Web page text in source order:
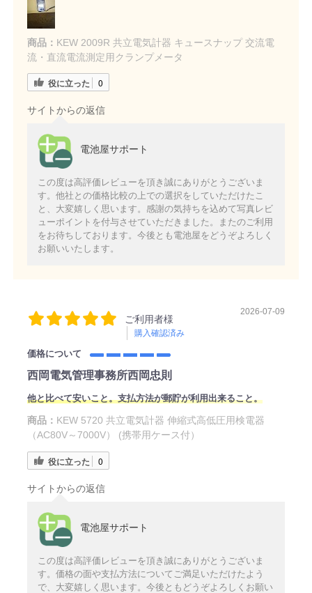
商品： KEW 2009R 共立電気計器 キュースナップ 交流電
流・直流電流測定用クランプメータ
役に立った 0
サイトからの返信
電池屋サポート
この度は高評価レビューを頂き誠にありがとうございま
す。他社との価格比較の上での選択をしていただけたこ
と、大変嬉しく思います。感謝の気持ちを込めて写真レビ
ューポイントを付与させていただきました。またのご利用
をお待ちしております。今後とも電池屋をどうぞよろしく
お願いいたします。
ご利用者様
購入確認済み
2026-07-09
価格について
西岡電気管理事務所西岡忠則
他と比べて安いこと。支払方法が郵貯が利用出来ること。
商品： KEW 5720 共立電気計器 伸縮式高低圧用検電器
（AC80V～7000V） (携帯用ケース付）
役に立った 0
サイトからの返信
電池屋サポート
この度は高評価レビューを頂き誠にありがとうございま
す。価格の面や支払方法についてご満足いただけたよう
で、大変嬉しく思います。今後ともどうぞよろしくお願い